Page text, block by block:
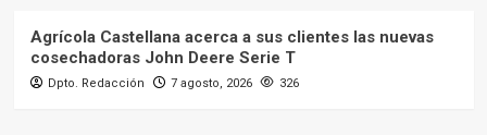
Agrícola Castellana acerca a sus clientes las nuevas
cosechadoras John Deere Serie T
Dpto. Redacción 7 agosto, 2026 326